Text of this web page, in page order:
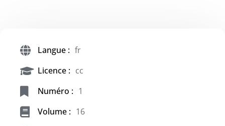
Langue : fr
Licence : cc
Numéro : 1
Volume : 16